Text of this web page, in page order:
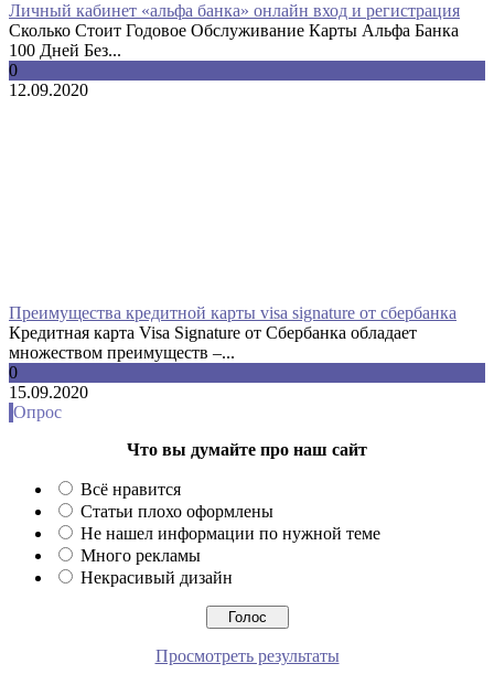
Личный кабинет «альфа банка» онлайн вход и регистрация
Сколько Стоит Годовое Обслуживание Карты Альфа Банка
100 Дней Без...
0
12.09.2020
Преимущества кредитной карты visa signature от сбербанка
Кредитная карта Visa Signature от Сбербанка обладает
множеством преимуществ –...
0
15.09.2020
Опрос
Что вы думайте про наш сайт
Всё нравится
Статьи плохо оформлены
Не нашел информации по нужной теме
Много рекламы
Некрасивый дизайн
Просмотреть результаты